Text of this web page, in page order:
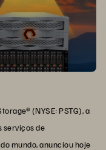
(NYSE: PSTG), a
serviços de
mundo, anunciou hoje